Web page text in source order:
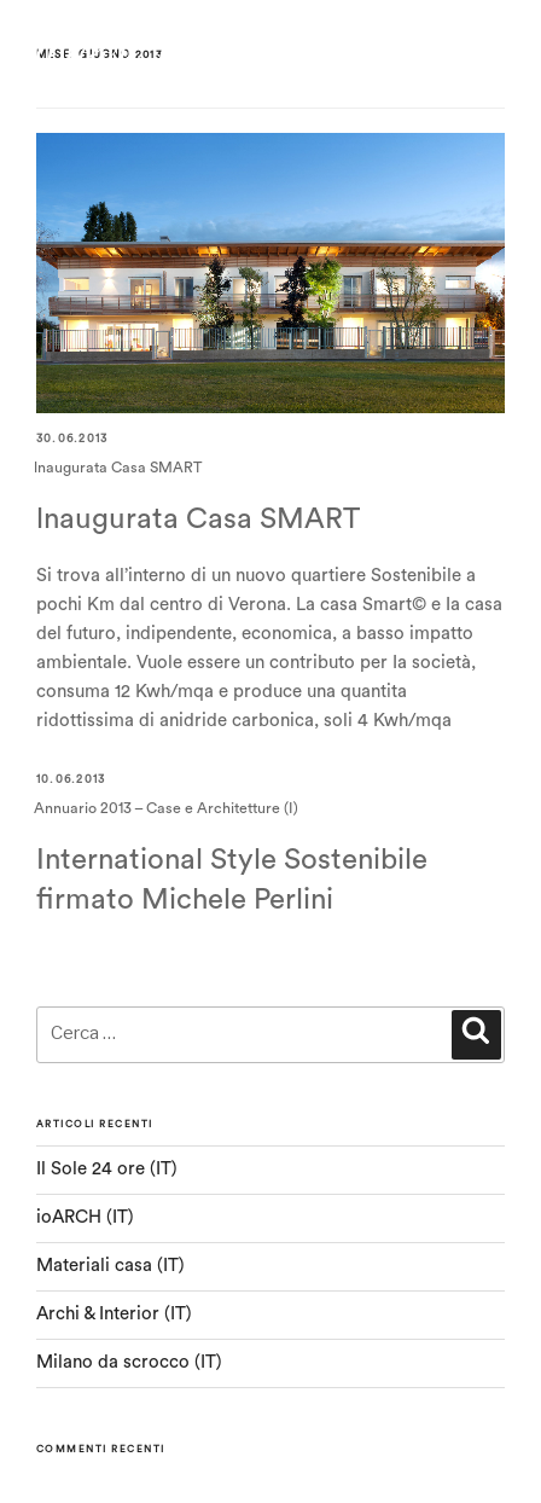
MESE:GIUGNO 2013
30.06.2013
lnaugurata Casa SMART
lnaugurata Casa SMART
Si trova all’interno di un nuovo quartiere Sostenibile a
pochi Km dal centro di Verona. La casa Smart© e Ia casa
del futuro, indipendente, economica, a basso impatto
ambientale. Vuole essere un contributo per Ia società,
consuma 12 Kwh/mqa e produce una quantita
ridottissima di anidride carbonica, soli 4 Kwh/mqa
10.06.2013
Annuario 2013 – Case e Architetture (I)
International Style Sostenibile
firmato Michele Perlini
ARTICOLI RECENTI
Il Sole 24 ore (IT)
ioARCH (IT)
Materiali casa (IT)
Archi & Interior (IT)
Milano da scrocco (IT)
COMMENTI RECENTI